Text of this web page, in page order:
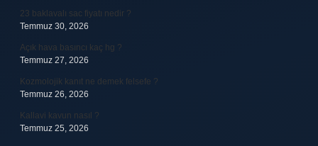
23 baklavalı sac fiyatı nedir ?
Temmuz 30, 2026
Açık hava basıncı kaç hg ?
Temmuz 27, 2026
Kozmolojik kanıt ne demek felsefe ?
Temmuz 26, 2026
Kallavi kavun nasıl ?
Temmuz 25, 2026